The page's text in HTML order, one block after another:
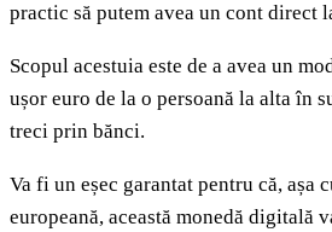
practic să putem avea un cont direct
Scopul acestuia este de a avea un
ușor euro de la o persoană la alta în
treci prin bănci.
Va fi un eșec garantat pentru că, așa
europeană, această monedă digitală